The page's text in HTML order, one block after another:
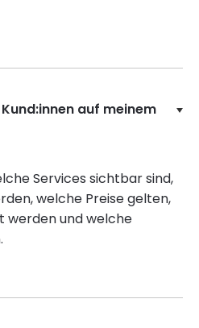
auf meinem
Services sichtbar sind,
welche Preise gelten,
werden und welche